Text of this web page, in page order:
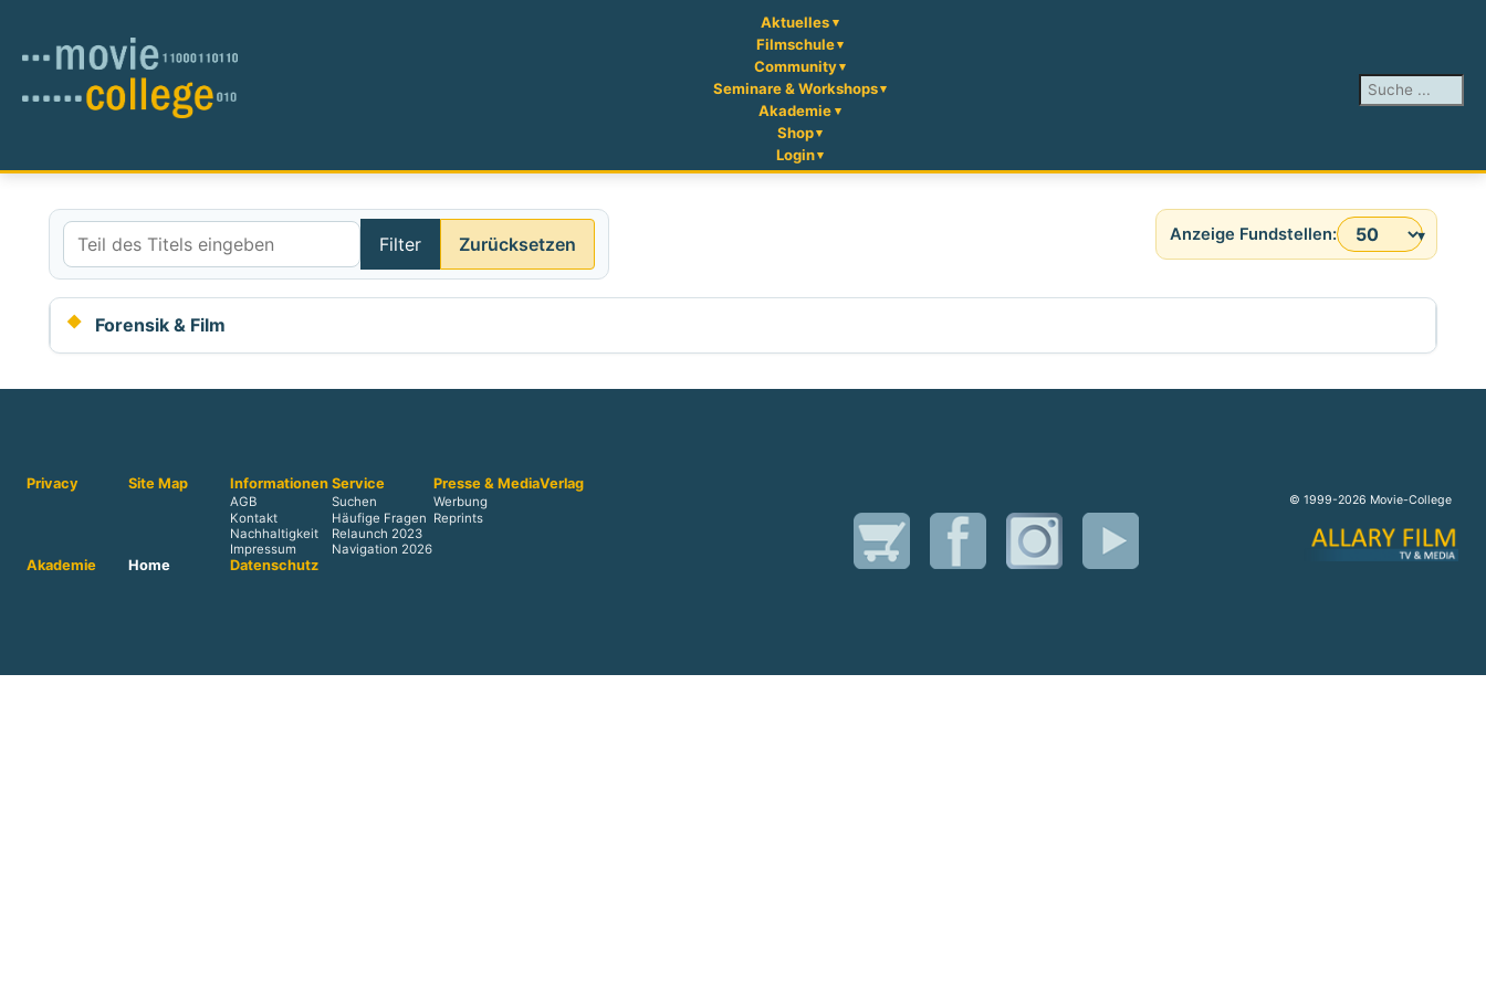
Aktuelles
Filmschule
Community
Seminare & Workshops
Akademie
Shop
Login
Suchen ...
Teil des Titels eingeben
Filter Zurücksetzen Anzeige #
Forensik & Film
Privacy Site Map Informationen
AGB
Kontakt
Nachhaltigkeit
Impressum
Service
Suchen
Häufige Fragen
Relaunch 2023
Navigation 2026
Presse & Media
Werbung
Reprints
Verlag
Akademie Home Datenschutz
© 1999-2026 Movie-College